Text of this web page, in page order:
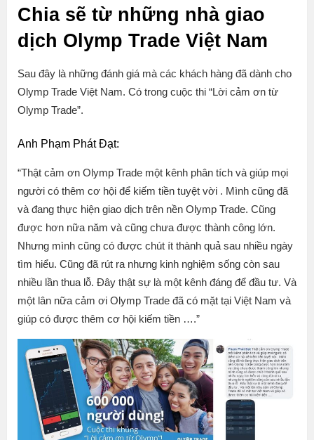
Chia sẽ từ những nhà giao
dịch Olymp Trade Việt Nam
Sau đây là những đánh giá mà các khách hàng đã dành cho
Olymp Trade Việt Nam. Có trong cuộc thi “Lời cảm ơn từ
Olymp Trade”.
Anh Phạm Phát Đạt:
“Thật cảm ơn Olymp Trade một kênh phân tích và giúp mọi
người có thêm cơ hội để kiếm tiền tuyệt vời . Mình cũng đã
và đang thực hiện giao dịch trên nền Olymp Trade. Cũng
được hơn nữa năm và cũng chưa được thành công lớn.
Nhưng mình cũng có được chút ít thành quả sau nhiều ngày
tìm hiểu. Cũng đã rút ra nhưng kinh nghiệm sống còn sau
nhiều lần thua lỗ. Đây thật sự là một kênh đáng để đầu tư. Và
một lân nữa cảm ơi Olymp Trade đã có mặt tại Việt Nam và
giúp có được thêm cơ hội kiếm tiền ….”